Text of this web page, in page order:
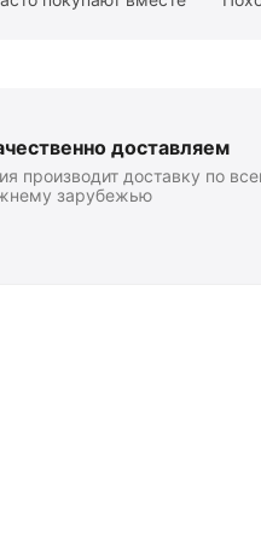
доставляем
производит доставку по
зарубежью